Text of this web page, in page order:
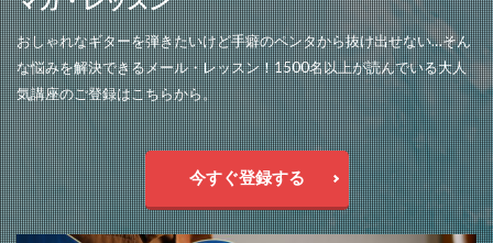
おしゃれなギターを弾きたいけど手癖のペンタから抜け出せない…そん
な悩みを解決できるメール・レッスン！1500名以上が読んでいる大人
気講座のご登録はこちらから。
今すぐ登録する